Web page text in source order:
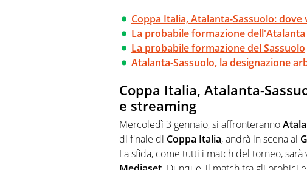
Coppa Italia, Atalanta-Sassuolo:
La probabile formazione dell'Atalanta
La probabile formazione del Sassuolo
Atalanta-Sassuolo, la designazione
Coppa Italia, Atalanta-
e streaming
Mercoledì 3 gennaio, si affronteranno
di finale di Coppa Italia, andrà in scena al
La sfida, come tutti i match del torneo,